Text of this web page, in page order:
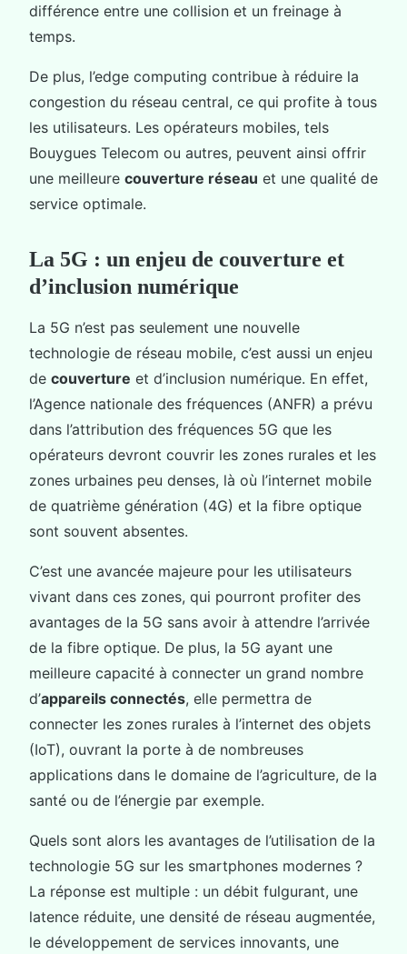
différence entre une collision et un freinage à
temps.
De plus, l’edge computing contribue à réduire la
congestion du réseau central, ce qui profite à tous
les utilisateurs. Les opérateurs mobiles, tels
Bouygues Telecom ou autres, peuvent ainsi offrir
une meilleure couverture réseau et une qualité de
service optimale.
La 5G : un enjeu de couverture et
d’inclusion numérique
La 5G n’est pas seulement une nouvelle
technologie de réseau mobile, c’est aussi un enjeu
de couverture et d’inclusion numérique. En effet,
l’Agence nationale des fréquences (ANFR) a prévu
dans l’attribution des fréquences 5G que les
opérateurs devront couvrir les zones rurales et les
zones urbaines peu denses, là où l’internet mobile
de quatrième génération (4G) et la fibre optique
sont souvent absentes.
C’est une avancée majeure pour les utilisateurs
vivant dans ces zones, qui pourront profiter des
avantages de la 5G sans avoir à attendre l’arrivée
de la fibre optique. De plus, la 5G ayant une
meilleure capacité à connecter un grand nombre
d’appareils connectés, elle permettra de
connecter les zones rurales à l’internet des objets
(IoT), ouvrant la porte à de nombreuses
applications dans le domaine de l’agriculture, de la
santé ou de l’énergie par exemple.
Quels sont alors les avantages de l’utilisation de la
technologie 5G sur les smartphones modernes ?
La réponse est multiple : un débit fulgurant, une
latence réduite, une densité de réseau augmentée,
le développement de services innovants, une